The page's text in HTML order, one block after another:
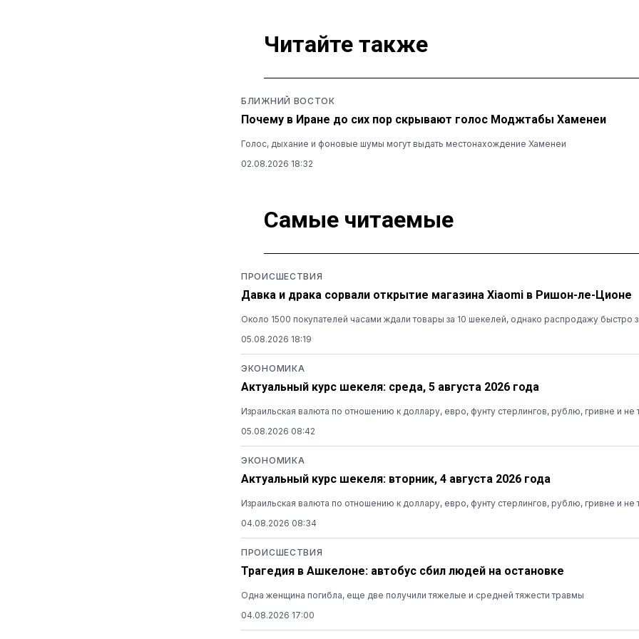
Читайте также
БЛИЖНИЙ ВОСТОК
Почему в Иране до сих пор скрывают голос Моджтабы Хаменеи
Голос, дыхание и фоновые шумы могут выдать местонахождение Хаменеи
02.08.2026 18:32
Самые читаемые
ПРОИСШЕСТВИЯ
Давка и драка сорвали открытие магазина Xiaomi в Ришон-ле-Ционе
Около 1500 покупателей часами ждали товары за 10 шекелей, однако распродажу быстро
05.08.2026 18:19
ЭКОНОМИКА
Актуальный курс шекеля: среда, 5 августа 2026 года
Израильская валюта по отношению к доллару, евро, фунту стерлингов, рублю, гривне и не
05.08.2026 08:42
ЭКОНОМИКА
Актуальный курс шекеля: вторник, 4 августа 2026 года
Израильская валюта по отношению к доллару, евро, фунту стерлингов, рублю, гривне и не
04.08.2026 08:34
ПРОИСШЕСТВИЯ
Трагедия в Ашкелоне: автобус сбил людей на остановке
Одна женщина погибла, еще две получили тяжелые и средней тяжести травмы
04.08.2026 17:00